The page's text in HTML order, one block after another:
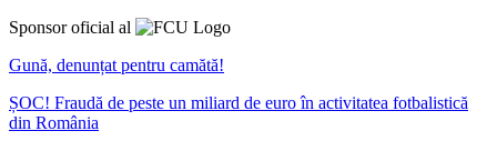
Sponsor oficial al
Gună, denunțat pentru camătă!
ȘOC! Fraudă de peste un miliard de euro în activitatea fotbalistică
din România